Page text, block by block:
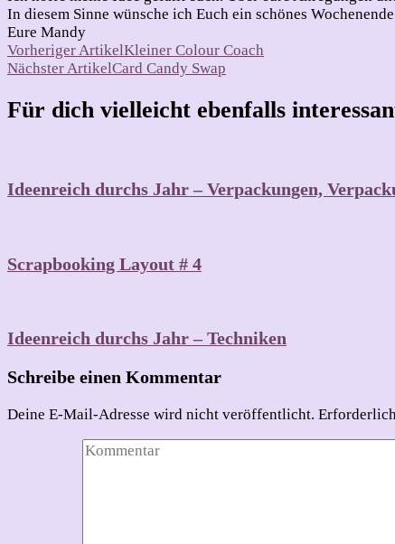
In diesem Sinne wünsche ich Euch ein schönes
Eure Mandy
Beitragsnavigation
Vorheriger ArtikelKleiner Colour Coach
Nächster ArtikelCard Candy Swap
Für dich vielleicht ebenfalls
Ideenreich durchs Jahr – Verpackungen,
Scrapbooking Layout # 4
Ideenreich durchs Jahr – Techniken
Schreibe einen Kommentar
Deine E-Mail-Adresse wird nicht veröffentlicht.